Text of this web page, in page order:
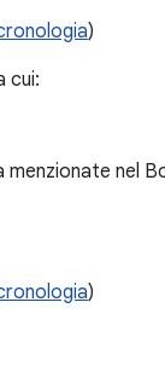
)
cui:
nel
)